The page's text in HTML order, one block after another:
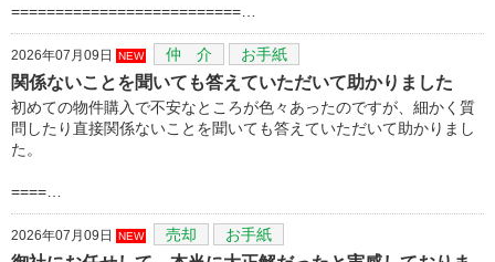
==========================…
2026年07月09日 NEW 仲 介 お手紙
関係ないことを聞いても答えていただいて助かりました
初めての物件購入で不安なところが色々あったのですが、細かく質
問したり直接関係ないことを聞いても答えていただいて助かりまし
た。
====…
2026年07月09日 NEW 売却 お手紙